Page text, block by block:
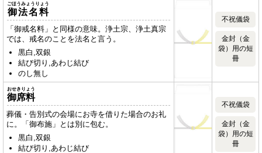
御法名料
ごほうみょうりょう
「御戒名料」と同様の意味。浄土宗、浄土真宗
では、戒名のことを法名と言う。
黒白,双銀
結び切り,あわじ結び
のし無し
不祝儀袋
金封（金
袋）用の短
冊
御席料
おせきりょう
葬儀・告別式の会場にお寺を借りた場合のお礼
に。「御布施」とは別に包む。
黒白,双銀
結び切り,あわじ結び
不祝儀袋
金封（金
袋）用の短
冊